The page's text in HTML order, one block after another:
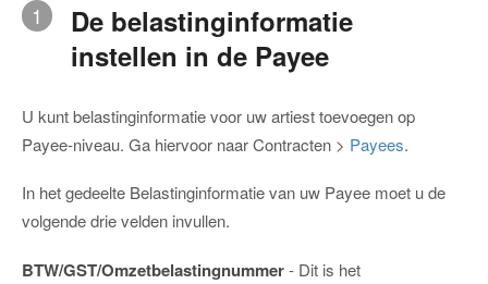
1
De belastinginformatie
instellen in de Payee
U kunt belastinginformatie voor uw artiest toevoegen op
Payee-niveau. Ga hiervoor naar Contracten > Payees.
In het gedeelte Belastinginformatie van uw Payee moet u de
volgende drie velden invullen.
BTW/GST/Omzetbelastingnummer- Dit is het